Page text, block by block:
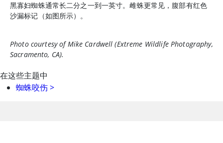
黑寡妇蜘蛛通常长二分之一到一英寸。雌蛛更常见，腹部有红色
沙漏标记（如图所示）。
Photo courtesy of Mike Cardwell (Extreme Wildlife Photography,
Sacramento, CA).
在这些主题中
蜘蛛咬伤>